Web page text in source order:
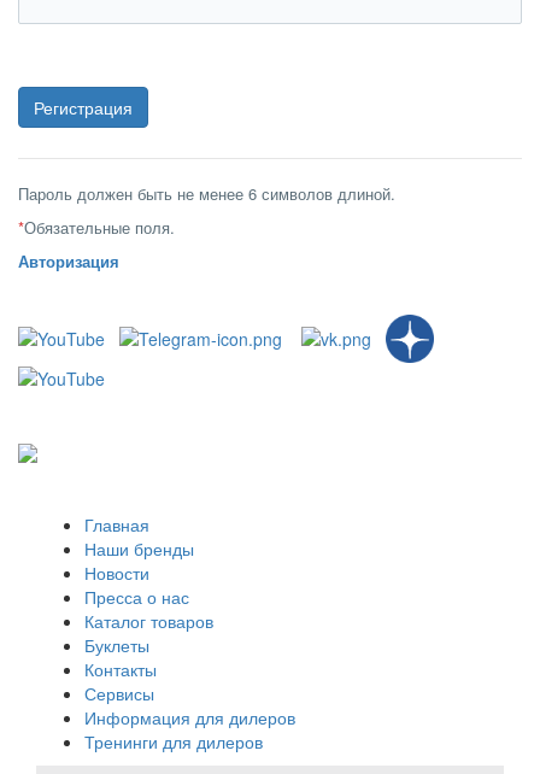
Пароль должен быть не менее 6 символов длиной.
*Обязательные поля.
Авторизация
Главная
Наши бренды
Новости
Пресса о нас
Каталог товаров
Буклеты
Контакты
Сервисы
Информация для дилеров
Тренинги для дилеров